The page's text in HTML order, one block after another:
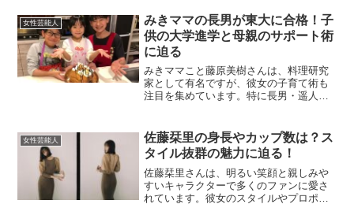
ているの？ナナさんの結婚についての公
式発表は今のとこ...
女性芸能人
みきママの長男が東大に合格！子
供の大学進学と母親のサポート術
に迫る
みきママこと藤原美樹さんは、料理研究
家として有名ですが、彼女の子育て術も
注目を集めています。特に長男・遥人さ
ました。今回は、みきママの子育ての中
でどのように子供の大学進...
女性芸能人
佐藤栞里の身長やカップ数は？ス
タイル抜群の魅力に迫る！
佐藤栞里さんは、明るい笑顔と親しみや
すいキャラクターで多くのファンに愛さ
れています。彼女のスタイルやプロポー